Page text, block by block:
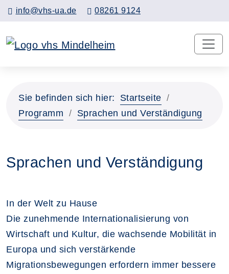
info@vhs-ua.de 08261 9124
Sie befinden sich hier:
Startseite
Programm
Sprachen und Verständigung
Sprachen und Verständigung
In der Welt zu Hause
Die zunehmende Internationalisierung von
Wirtschaft und Kultur, die wachsende Mobilität in
Europa und sich verstärkende
Migrationsbewegungen erfordern immer bessere